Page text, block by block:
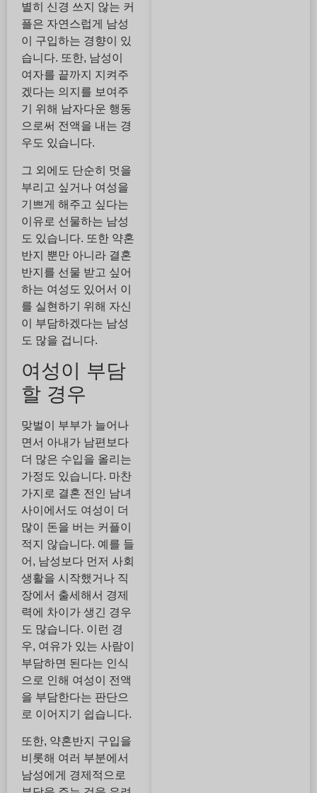
별히 신경 쓰지 않는 커
플은 자연스럽게 남성
이 구입하는 경향이 있
습니다. 또한, 남성이
여자를 끝까지 지켜주
겠다는 의지를 보여주
기 위해 남자다운 행동
으로써 전액을 내는 경
우도 있습니다.
그 외에도 단순히 멋을
부리고 싶거나 여성을
기쁘게 해주고 싶다는
이유로 선물하는 남성
도 있습니다. 또한 약혼
반지 뿐만 아니라 결혼
반지를 선물 받고 싶어
하는 여성도 있어서 이
를 실현하기 위해 자신
이 부담하겠다는 남성
도 많을 겁니다.
여성이 부담
할 경우
맞벌이 부부가 늘어나
면서 아내가 남편보다
더 많은 수입을 올리는
가정도 있습니다. 마찬
가지로 결혼 전인 남녀
사이에서도 여성이 더
많이 돈을 버는 커플이
적지 않습니다. 예를 들
어, 남성보다 먼저 사회
생활을 시작했거나 직
장에서 출세해서 경제
력에 차이가 생긴 경우
도 많습니다. 이런 경
우, 여유가 있는 사람이
부담하면 된다는 인식
으로 인해 여성이 전액
을 부담한다는 판단으
로 이어지기 쉽습니다.
또한, 약혼반지 구입을
비롯해 여러 부분에서
남성에게 경제적으로